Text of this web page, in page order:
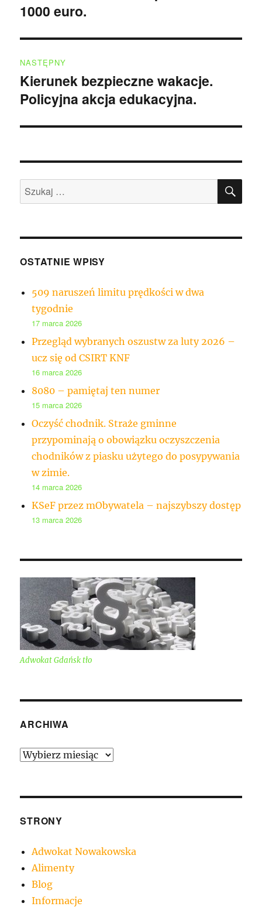
1000 euro.
NASTĘPNY
Następny
wpis:
Kierunek bezpieczne wakacje.
Policyjna akcja edukacyjna.
Szukaj:
OSTATNIE WPISY
509 naruszeń limitu prędkości w dwa
tygodnie
17 marca 2026
Przegląd wybranych oszustw za luty 2026 –
ucz się od CSIRT KNF
16 marca 2026
8080 – pamiętaj ten numer
15 marca 2026
Oczyść chodnik. Straże gminne
przypominają o obowiązku oczyszczenia
chodników z piasku użytego do posypywania
w zimie.
14 marca 2026
KSeF przez mObywatela – najszybszy dostęp
13 marca 2026
Adwokat Gdańsk tło
ARCHIWA
Archiwa
STRONY
Adwokat Nowakowska
Alimenty
Blog
Informacje